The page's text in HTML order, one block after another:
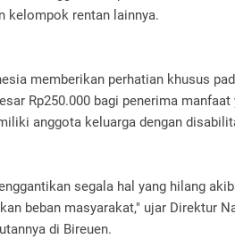
kelompok rentan lainnya.
memberikan perhatian khusus
Rp250.000 bagi penerima
anggota keluarga dengan
segala hal yang hilang
beban masyarakat," ujar Direktur
di Bireuen.